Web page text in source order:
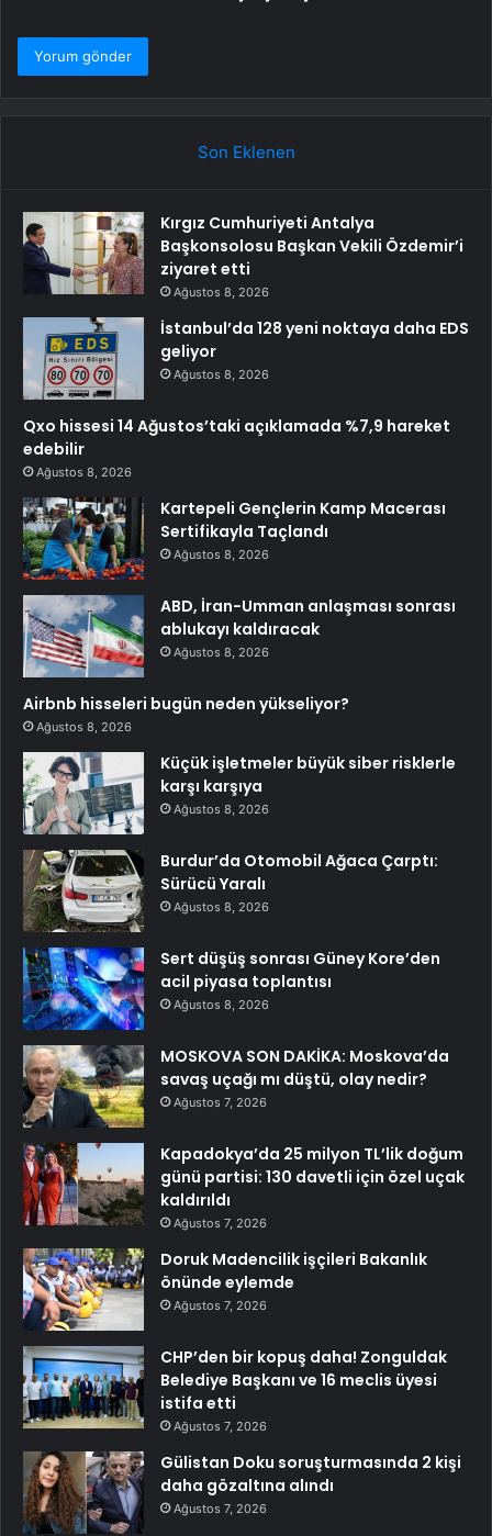
Son Eklenen
Kırgız Cumhuriyeti Antalya
Başkonsolosu Başkan Vekili Özdemir’i
ziyaret etti
Ağustos 8, 2026
İstanbul’da 128 yeni noktaya daha EDS
geliyor
Ağustos 8, 2026
Qxo hissesi 14 Ağustos’taki açıklamada %7,9 hareket
edebilir
Ağustos 8, 2026
Kartepeli Gençlerin Kamp Macerası
Sertifikayla Taçlandı
Ağustos 8, 2026
ABD, İran-Umman anlaşması sonrası
ablukayı kaldıracak
Ağustos 8, 2026
Airbnb hisseleri bugün neden yükseliyor?
Ağustos 8, 2026
Küçük işletmeler büyük siber risklerle
karşı karşıya
Ağustos 8, 2026
Burdur’da Otomobil Ağaca Çarptı:
Sürücü Yaralı
Ağustos 8, 2026
Sert düşüş sonrası Güney Kore’den
acil piyasa toplantısı
Ağustos 8, 2026
MOSKOVA SON DAKİKA: Moskova’da
savaş uçağı mı düştü, olay nedir?
Ağustos 7, 2026
Kapadokya’da 25 milyon TL’lik doğum
günü partisi: 130 davetli için özel uçak
kaldırıldı
Ağustos 7, 2026
Doruk Madencilik işçileri Bakanlık
önünde eylemde
Ağustos 7, 2026
CHP’den bir kopuş daha! Zonguldak
Belediye Başkanı ve 16 meclis üyesi
istifa etti
Ağustos 7, 2026
Gülistan Doku soruşturmasında 2 kişi
daha gözaltına alındı
Ağustos 7, 2026